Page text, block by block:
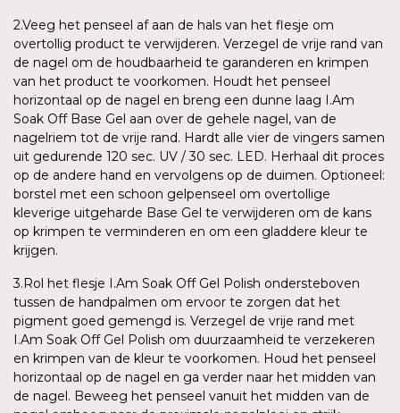
2.Veeg het penseel af aan de hals van het flesje om
overtollig product te verwijderen. Verzegel de vrije rand van
de nagel om de houdbaarheid te garanderen en krimpen
van het product te voorkomen. Houdt het penseel
horizontaal op de nagel en breng een dunne laag I.Am
Soak Off Base Gel aan over de gehele nagel, van de
nagelriem tot de vrije rand. Hardt alle vier de vingers samen
uit gedurende 120 sec. UV / 30 sec. LED. Herhaal dit proces
op de andere hand en vervolgens op de duimen. Optioneel:
borstel met een schoon gelpenseel om overtollige
kleverige uitgeharde Base Gel te verwijderen om de kans
op krimpen te verminderen en om een gladdere kleur te
krijgen.
3.Rol het flesje I.Am Soak Off Gel Polish ondersteboven
tussen de handpalmen om ervoor te zorgen dat het
pigment goed gemengd is. Verzegel de vrije rand met
I.Am Soak Off Gel Polish om duurzaamheid te verzekeren
en krimpen van de kleur te voorkomen. Houd het penseel
horizontaal op de nagel en ga verder naar het midden van
de nagel. Beweeg het penseel vanuit het midden van de